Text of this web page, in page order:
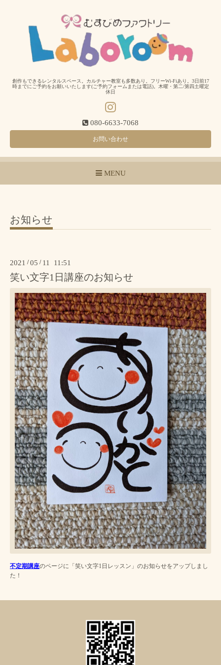
創作もできるレンタルスペース。カルチャー教室も多数あり。フリーWi-Fiあり。3日前17
時までにご予約をお願いいたします(ご予約フォームまたは電話)。木曜・第二/第四土曜定
休日
080-6633-7068
お問い合わせ
MENU
お知らせ
2021 /05 / 11 11:51
笑い文字1日講座のお知らせ
不定期講座のページに「笑い文字1日レッスン」のお知らせをアップしまし
た！